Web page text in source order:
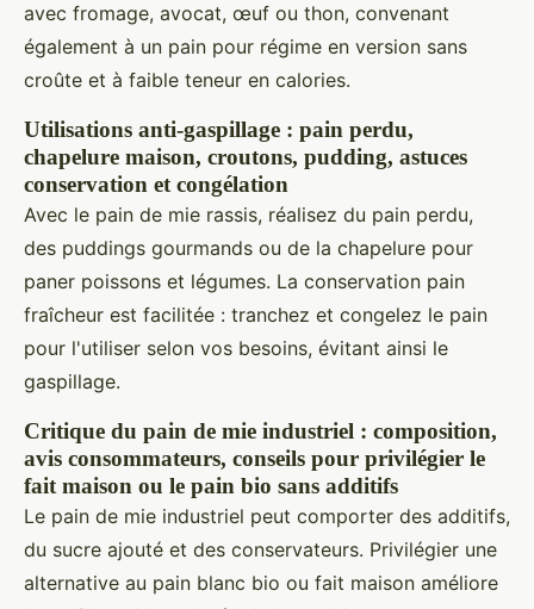
avec fromage, avocat, œuf ou thon, convenant
également à un pain pour régime en version sans
croûte et à faible teneur en calories.
Utilisations anti-gaspillage : pain perdu,
chapelure maison, croutons, pudding, astuces
conservation et congélation
Avec le pain de mie rassis, réalisez du pain perdu,
des puddings gourmands ou de la chapelure pour
paner poissons et légumes. La conservation pain
fraîcheur est facilitée : tranchez et congelez le pain
pour l'utiliser selon vos besoins, évitant ainsi le
gaspillage.
Critique du pain de mie industriel : composition,
avis consommateurs, conseils pour privilégier le
fait maison ou le pain bio sans additifs
Le pain de mie industriel peut comporter des additifs,
du sucre ajouté et des conservateurs. Privilégier une
alternative au pain blanc bio ou fait maison améliore